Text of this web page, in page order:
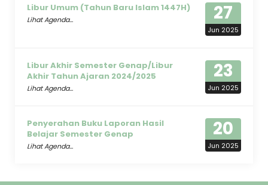
27
Jun 2025
Libur Umum (Tahun Baru Islam 1447H)
Lihat Agenda...
23
Jun 2025
Libur Akhir Semester Genap/Libur
Akhir Tahun Ajaran 2024/2025
Lihat Agenda...
20
Jun 2025
Penyerahan Buku Laporan Hasil
Belajar Semester Genap
Lihat Agenda...